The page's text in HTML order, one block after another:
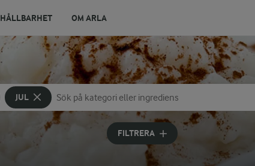
HÅLLBARHET OM ARLA
JUL
Sök på kategori eller ingrediens
Skriv in sökord för att få förslag
FILTRERA